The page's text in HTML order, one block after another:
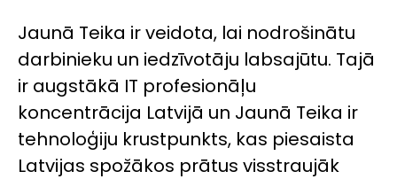
Jaunā Teika ir veidota, lai nodrošinātu
darbinieku un iedzīvotāju labsajūtu. Tajā
ir augstākā IT profesionāļu
koncentrācija Latvijā un Jaunā Teika ir
tehnoloģiju krustpunkts, kas piesaista
Latvijas spožākos prātus visstraujāk